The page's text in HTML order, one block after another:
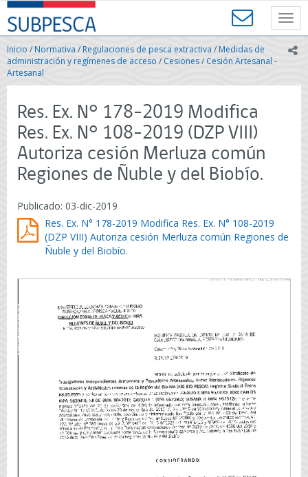
Contenido
principal
SUBPESCA
-
Subsecretaría
de
Pesca
y
Gobierno
de
Chile
Inicio /Normativa / Regulaciones de pesca extractiva / Medidas de
administración y regímenes de acceso / Cesiones/ Cesión Artesanal -
Artesanal
Res. Ex. N° 178-2019 Modifica
Res. Ex. N° 108-2019 (DZP VIII)
Autoriza cesión Merluza común
Regiones de Ñuble y del Biobío.
Publicado: 03-dic-2019
Res. Ex. N° 178-2019 Modifica Res. Ex. N° 108-2019
(DZP VIII) Autoriza cesión Merluza común Regiones de
Ñuble y del Biobío.